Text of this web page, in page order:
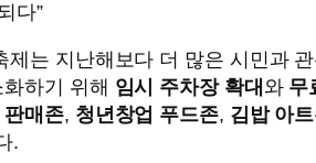
다”
제는 지난해보다 더 많은 시민과
하기 위해 임시 주차장 확대 와 무
판매존, 청년창업 푸드존, 김밥 아
.